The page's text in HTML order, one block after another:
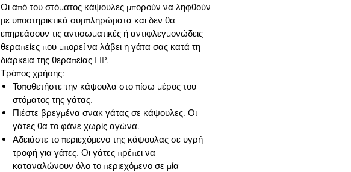
Οι από του στόματος κάψουλες μπορούν να ληφθούν
με υποστηρικτικά συμπληρώματα και δεν θα
επηρεάσουν τις αντισωματικές ή αντιφλεγμονώδεις
θεραπείες που μπορεί να λάβει η γάτα σας κατά τη
διάρκεια της θεραπείας FIP.
Τρόπος χρήσης:
Τοποθετήστε την κάψουλα στο πίσω μέρος του
στόματος της γάτας.
Πιέστε βρεγμένα σνακ γάτας σε κάψουλες. Οι
γάτες θα το φάνε χωρίς αγώνα.
Αδειάστε το περιεχόμενο της κάψουλας σε υγρή
τροφή για γάτες. Οι γάτες πρέπει να
καταναλώνουν όλο το περιεχόμενο σε μία